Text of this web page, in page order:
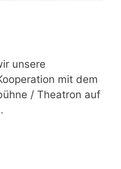
unsere
mit dem
/ Theatron auf